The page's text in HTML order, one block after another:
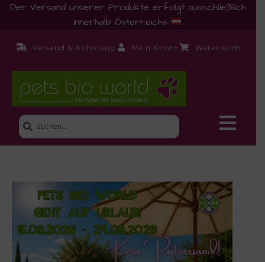
Der Versand unserer Produkte erfolgt ausschließlich
innerhalb Österreichs
.
Versand & Abholung Mein Konto Warenkorb
Neue Produkte
Shop
Ernährungsberatung!
Startseite